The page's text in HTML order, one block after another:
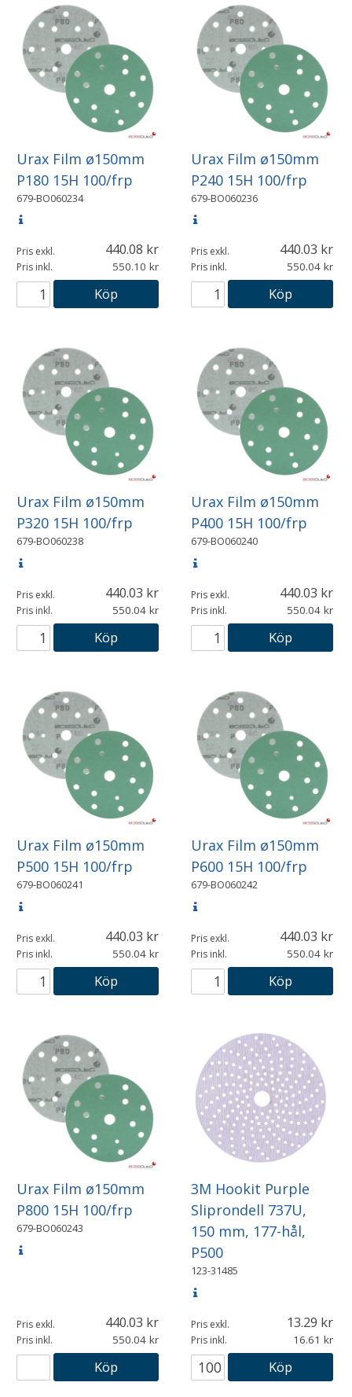
Urax Film ø150mm
P180 15H 100/frp
679-BO060234
Pris exkl. 440.08
Pris inkl. 550.10
Köp
Urax Film ø150mm
P240 15H 100/frp
679-BO060236
Pris exkl. 440.03
Pris inkl. 550.04
Köp
Urax Film ø150mm
P320 15H 100/frp
679-BO060238
Pris exkl. 440.03
Pris inkl. 550.04
Köp
Urax Film ø150mm
P400 15H 100/frp
679-BO060240
Pris exkl. 440.03
Pris inkl. 550.04
Köp
Urax Film ø150mm
P500 15H 100/frp
679-BO060241
Pris exkl. 440.03
Pris inkl. 550.04
Köp
Urax Film ø150mm
P600 15H 100/frp
679-BO060242
Pris exkl. 440.03
Pris inkl. 550.04
Köp
Urax Film ø150mm
P800 15H 100/frp
679-BO060243
Pris exkl. 440.03
Pris inkl. 550.04
Köp
3M Hookit Purple
Sliprondell 737U,
150 mm, 177-hål,
P500
123-31485
Pris exkl. 13.29
Pris inkl. 16.61
Köp